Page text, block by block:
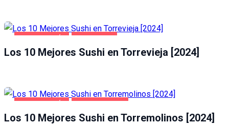
Los 10 Mejores Sushi en Torrevieja [2024]
Los 10 Mejores Sushi en Torremolinos [2024]